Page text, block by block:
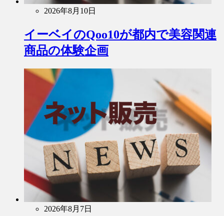
2026年8月10日
イーベイのQoo10が都内で美容関連
商品の体験企画
2026年8月7日